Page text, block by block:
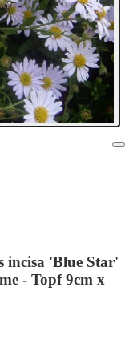
incisa 'Blue Star'
- Topf 9cm x